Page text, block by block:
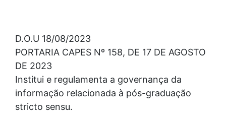
D.O.U 18/08/2023
PORTARIA CAPES Nº 158, DE 17 DE AGOSTO
DE 2023
Institui e regulamenta a governança da
informação relacionada à pós-graduação
stricto sensu.